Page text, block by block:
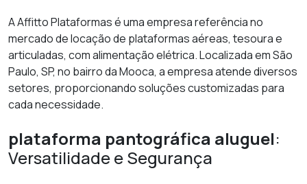
A Affitto Plataformas é uma empresa referência no
mercado de locação de plataformas aéreas, tesoura e
articuladas, com alimentação elétrica. Localizada em São
Paulo, SP, no bairro da Mooca, a empresa atende diversos
setores, proporcionando soluções customizadas para
cada necessidade.
plataforma pantográfica aluguel:
Versatilidade e Segurança